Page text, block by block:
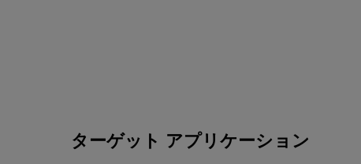
ターゲット アプリケーション